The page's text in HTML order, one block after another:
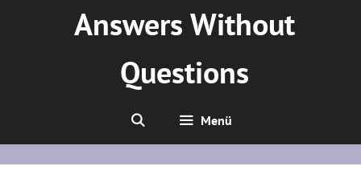
Answers Without
Questions
Menü